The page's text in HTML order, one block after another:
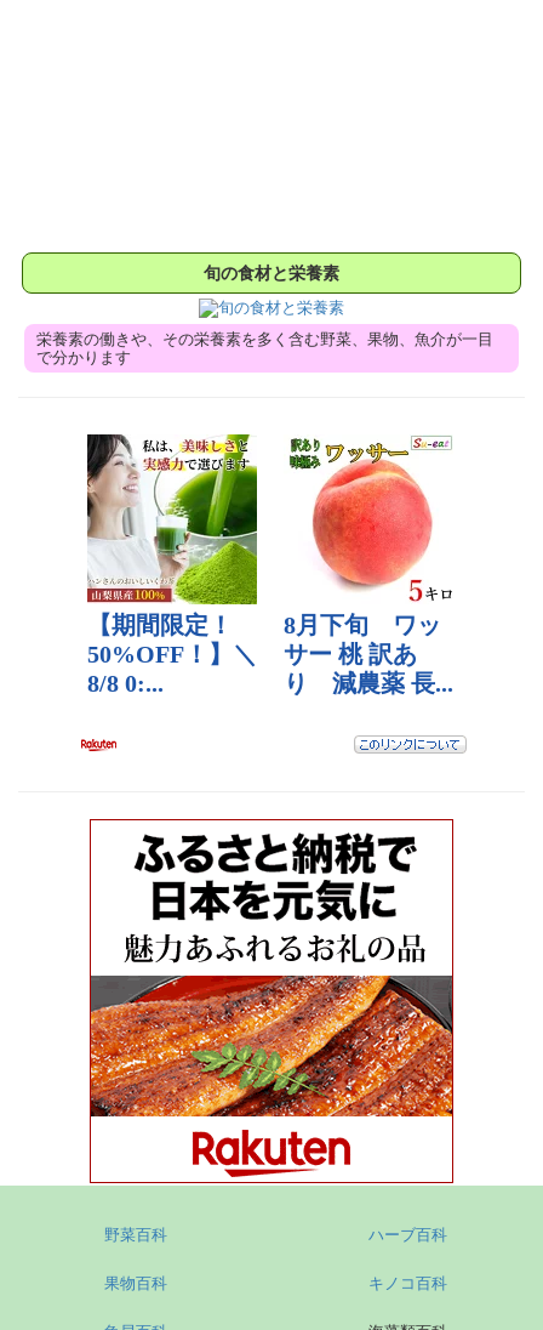
旬の食材と栄養素
栄養素の働きや、その栄養素を多く含む野菜、果物、魚介が一目
で分かります
野菜百科
果物百科
ハーブ百科
キノコ百科